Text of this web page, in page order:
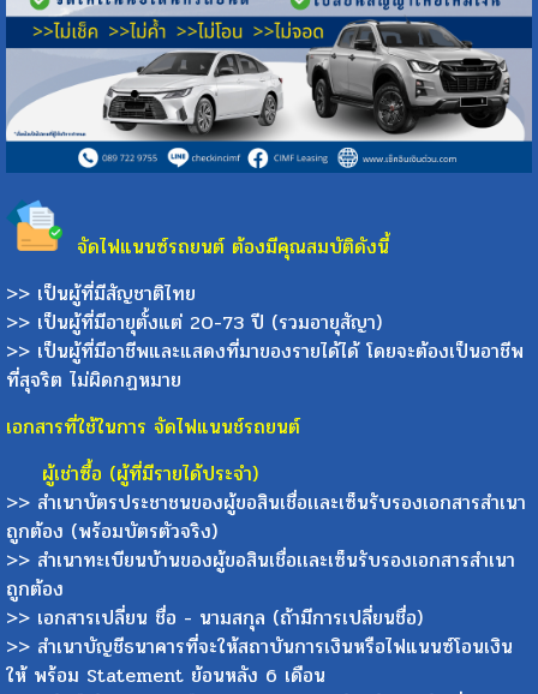
จัดไฟแนนซ์รถยนต์ ต้องมีคุณสมบัติดังนี้
>> เป็นผู้ที่มีสัญชาติไทย
>> เป็นผู้ที่มีอายุตั้งแต่ 20-73 ปี (รวมอายุสัญา)
>> เป็นผู้ที่มีอาชีพและแสดงที่มาของรายได้ได้ โดยจะต้องเป็นอาชีพ
ที่สุจริต ไม่ผิดกฏหมาย
เอกสารที่ใช้ในการ จัดไฟแนนช์รถยนต์
ผู้เช่าซื้อ (ผู้ที่มีรายได้ประจำ)
>> สำเนาบัตรประชาชนของผู้ขอสินเชื่อเเละเซ็นรับรองเอกสารสำเนา
ถูกต้อง (พร้อมบัตรตัวจริง)
>> สำเนาทะเบียนบ้านของผู้ขอสินเชื่อเเละเซ็นรับรองเอกสารสำเนา
ถูกต้อง
>> เอกสารเปลี่ยน ชื่อ - นามสกุล (ถ้ามีการเปลี่ยนชื่อ)
>> สำเนาบัญชีธนาคารที่จะให้สถาบันการเงินหรือไฟแนนซ์โอนเงิน
ให้ พร้อม Statement ย้อนหลัง 6 เดือน